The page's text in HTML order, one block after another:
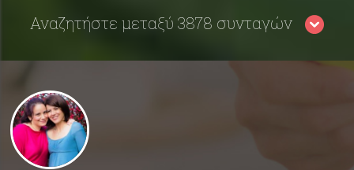
Αναζητήστε μεταξύ 3878 συνταγών
Περιορίστε τα αποτελέσματα αναζήτησης επιλέγοντας